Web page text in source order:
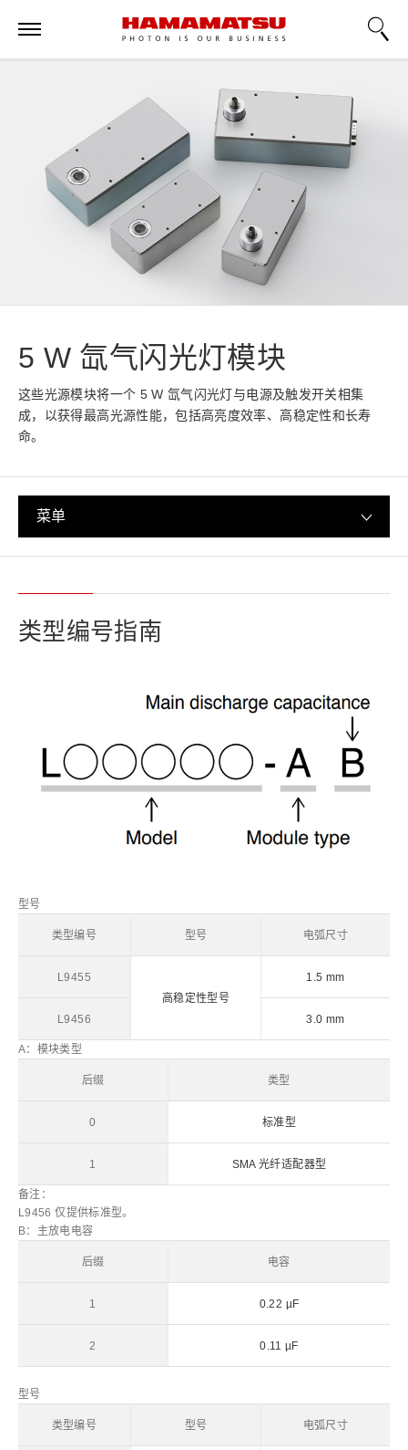
5 W 氙气闪光灯模块
这些光源模块将一个 5 W 氙气闪光灯与电源及触发开关相集
成，以获得最高光源性能，包括高亮度效率、高稳定性和长寿
命。
菜单
类型编号指南
型号
类型编号 型号 电弧尺寸
L9455
高稳定性型号
1.5 mm
L9456 3.0 mm
A：模块类型
后缀 类型
0 标准型
1 SMA 光纤适配器型
备注：
L9456 仅提供标准型。
B：主放电电容
后缀 电容
1 0.22 µF
2 0.11 µF
型号
类型编号 型号 电弧尺寸